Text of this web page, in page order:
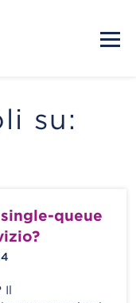
su:
queue
Il